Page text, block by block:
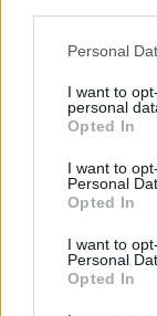
This information
disclose it to
Please note that
services and
not limited to
grant or deny
consent section.
Personal
I want to
personal
Opted In
I want to
Personal
Opted In
I want to
Personal
Opted In